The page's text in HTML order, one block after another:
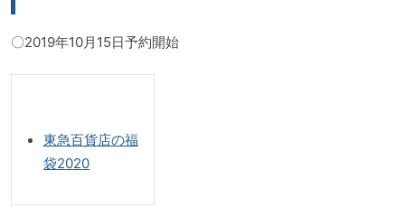
〇2019年10月15日予約開始
東急百貨店の福
袋2020